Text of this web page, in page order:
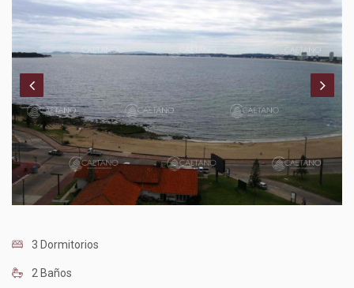
3 Dormitorios
2 Baños